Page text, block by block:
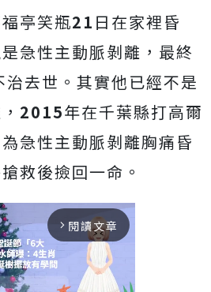
亭笑瓶21 日在家裡昏
急性主動脈剝離，最終
治去世。其實他已經不是
2015年在千葉縣打高爾
急性主動脈剝離胸痛昏
救後撿回一命。
arrow_forward_ios 閱讀文章